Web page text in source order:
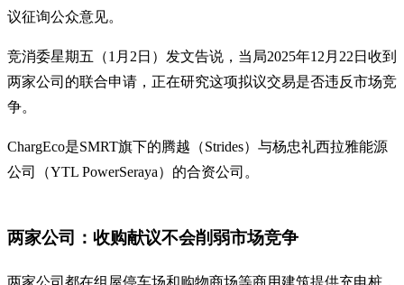
议征询公众意见。
竞消委星期五（1月2日）发文告说，当局2025年12月22日收到
两家公司的联合申请，正在研究这项拟议交易是否违反市场竞
争。
ChargEco是SMRT旗下的腾越（Strides）与杨忠礼西拉雅能源
公司（YTL PowerSeraya）的合资公司。
两家公司：收购献议不会削弱市场竞争
两家公司都在组屋停车场和购物商场等商用建筑提供充电桩，